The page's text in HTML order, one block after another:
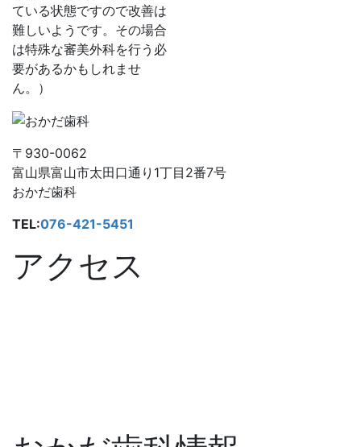
ている状態ですので改善は
難しいようです。その場合
は特殊な審美外科を行う必
要があるかもしれませ
ん。）
〒930-0062
富山県富山市太田口通り1丁目2番7号
おかだ歯科
TEL:076-421-5451
アクセス